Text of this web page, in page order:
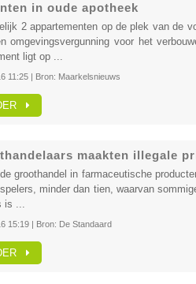
in oude apotheek
2 appartementen op de plek van de
omgevingsvergunning voor het
ligt op ...
11:25| Bron: Maarkelsnieuws
maakten illegale
groothandel in farmaceutische
minder dan tien, waarvan
is ...
15:19| Bron: De Standaard